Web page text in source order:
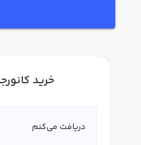
خرید
دریافت می‌کنم